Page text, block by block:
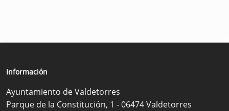
Información
Ayuntamiento de Valdetorres
Parque de la Constitución, 1 - 06474 Valdetorres